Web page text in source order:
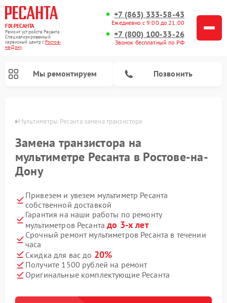
FIX-РЕСАНТА
Ремонт устройств Ресанта
Специализированный
cервисный центр г.Ростов-
на-Дону
+7 (863) 333-58-43
Ежедневно с 9:00 до 21:00
+7 (800) 100-33-26
Звонок бесплатный по РФ
Мы ремонтируем Позвонить
Мультиметры Ресанта замена транзистора
Замена транзистора на
мультиметре Ресанта в Ростове-на-
Дону
Привезем и увезем мультиметр Ресанта
собственной доставкой
Гарантия на наши работы по ремонту
мультиметров Ресантадо 3-х лет
Срочный ремонт мультиметров Ресанта в течении
часа
Скидка для вас до 20%
Получите 1500 рублей на ремонт
Оригинальные комплектующие Ресанта